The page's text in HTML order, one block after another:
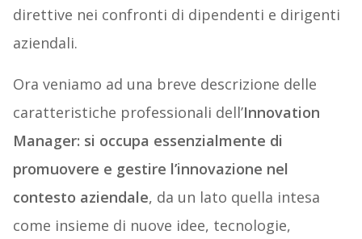
direttive nei confronti di dipendenti e dirigenti
aziendali.
Ora veniamo ad una breve descrizione delle
caratteristiche professionali dell’Innovation
Manager: si occupa essenzialmente di
promuovere e gestire l’innovazione nel
contesto aziendale, da un lato quella intesa
come insieme di nuove idee, tecnologie,